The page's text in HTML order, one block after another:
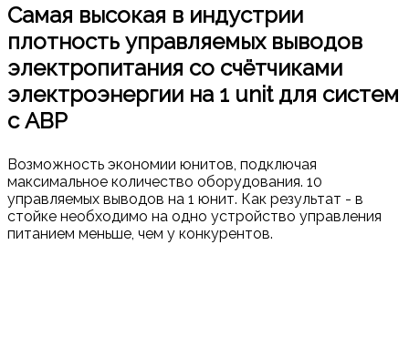
Самая высокая в индустрии
плотность управляемых выводов
электропитания со счётчиками
электроэнергии на 1 unit для систем
с АВР
Возможность экономии юнитов, подключая
максимальное количество оборудования. 10
управляемых выводов на 1 юнит. Как результат - в
стойке необходимо на одно устройство управления
питанием меньше, чем у конкурентов.